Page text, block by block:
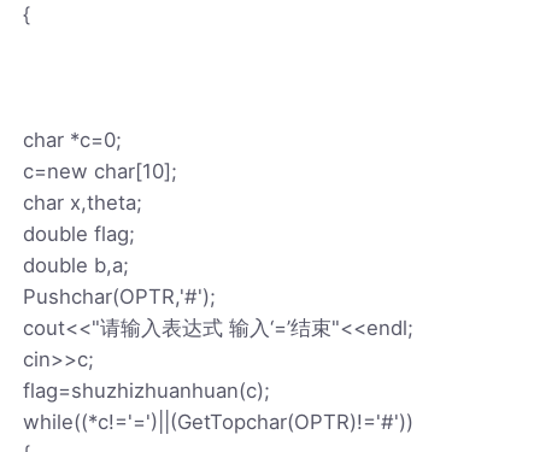
{
char *c=0;
c=new char[10];
char x,theta;
double flag;
double b,a;
Pushchar(OPTR,'#');
cout<<"请输入表达式 输入‘=’结束"<<endl;
cin>>c;
flag=shuzhizhuanhuan(c);
while((*c!='=')||(GetTopchar(OPTR)!='#'))